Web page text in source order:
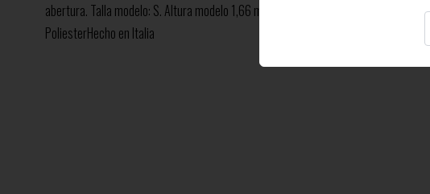
abertura. Talla modelo: S. Altura modelo 1,66 m.Composición: 100% Poli-Uretano
PoliesterHecho en Italia